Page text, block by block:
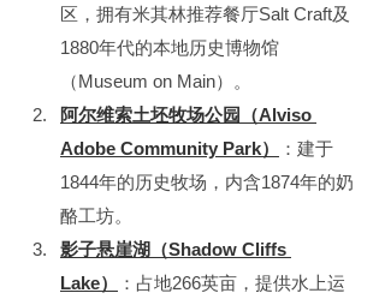
区，拥有米其林推荐餐厅Salt Craft及
1880年代的本地历史博物馆
（Museum on Main）。
阿尔维索土坯牧场公园（Alviso
Adobe Community Park）
：建于
1844年的历史牧场，内含1874年的奶
酪工坊。
影子悬崖湖（Shadow Cliffs
Lake）
：占地266英亩，提供水上运